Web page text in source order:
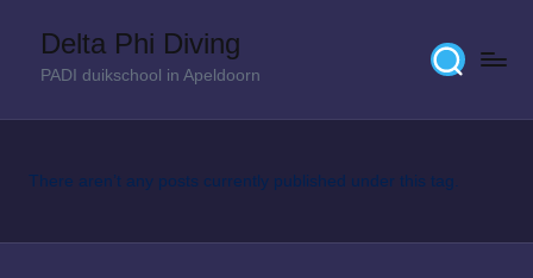
Delta Phi Diving
PADI duikschool in Apeldoorn
There aren’t any posts currently published under this tag.